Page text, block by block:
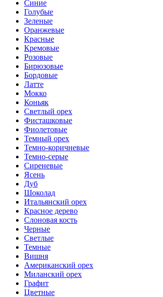
Синие
Голубые
Зеленые
Оранжевые
Красные
Кремовые
Розовые
Бирюзовые
Бордовые
Латте
Мокко
Коньяк
Светлый орех
Фисташковые
Фиолетовые
Темный орех
Темно-коричневые
Темно-серые
Сиреневые
Ясень
Дуб
Шоколад
Итальянский орех
Красное дерево
Слоновая кость
Черные
Светлые
Темные
Вишня
Американский орех
Миланский орех
Графит
Цветные